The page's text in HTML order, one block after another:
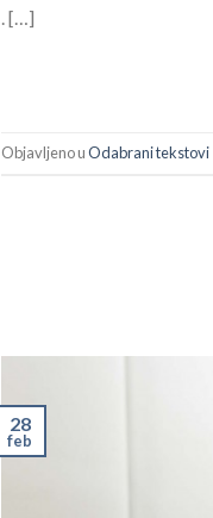
. […]
Objavljeno uOdabrani tekstovi
28
feb